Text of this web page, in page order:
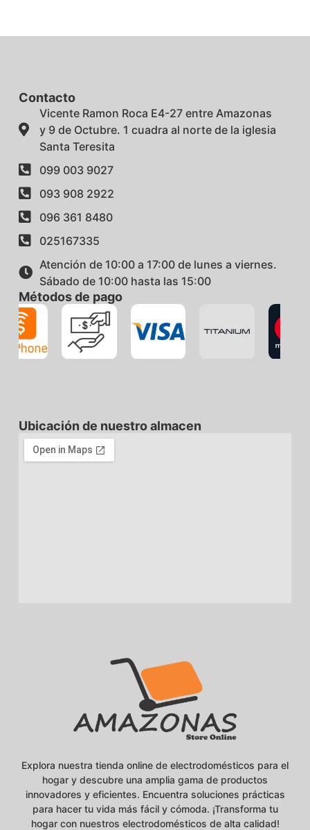
Explora nuestra tienda online de electrodomésticos para el
hogar y descubre una amplia gama de productos
innovadores y eficientes. Encuentra soluciones prácticas
para hacer tu vida más fácil y cómoda. ¡Transforma tu
hogar con nuestros electrodomésticos de alta calidad!
Contacto
Vicente Ramon Roca E4-27 entre Amazonas
y 9 de Octubre. 1 cuadra al norte de la iglesia
Santa Teresita
099 003 9027
093 908 2922
096 361 8480
025167335
Atención de 10:00 a 17:00 de lunes a viernes.
Sábado de 10:00 hasta las 15:00
Métodos de pago
Ubicación de nuestro almacen